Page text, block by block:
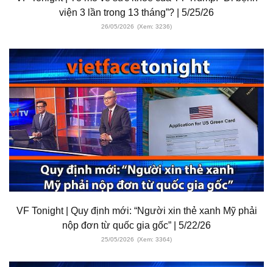
viện 3 lần trong 13 tháng”? | 5/25/26
26/05/2026 (Xem: 3236)
VF Tonight | Quy định mới: “Người xin thẻ xanh Mỹ phải
nộp đơn từ quốc gia gốc” | 5/22/26
25/05/2026 (Xem: 3364)